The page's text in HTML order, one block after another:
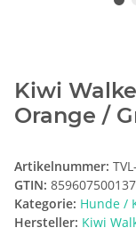
Kiwi
Orange /
Artikelnummer:
GTIN:
Kategorie: Hunde /
Hersteller: Kiwi